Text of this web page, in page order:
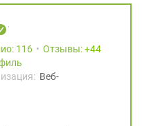
116 Отзывы:
44
Веб-